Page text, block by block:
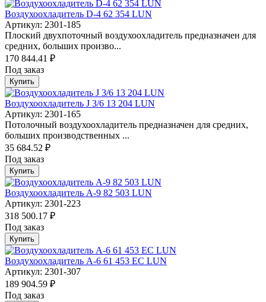
Воздухоохладитель D-4 62 354 LUN
Артикул: 2301-185
Плоский двухпоточный воздухоохладитель предназначен для
средних, больших произво...
170 844.41 ₽
Под заказ
Купить
Воздухоохладитель J 3/6 13 204 LUN
Артикул: 2301-165
Потолочный воздухоохладитель предназначен для средних,
больших производственных ...
35 684.52 ₽
Под заказ
Купить
Воздухоохладитель А-9 82 503 LUN
Артикул: 2301-223
318 500.17 ₽
Под заказ
Купить
Воздухоохладитель А-6 61 453 EC LUN
Артикул: 2301-307
189 904.59 ₽
Под заказ